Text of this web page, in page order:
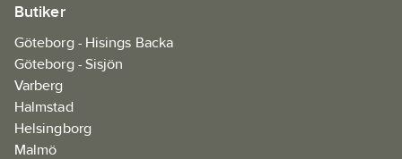
Butiker
Göteborg - Hisings Backa
Göteborg - Sisjön
Varberg
Halmstad
Helsingborg
Malmö